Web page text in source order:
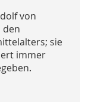
von
den
sie
immer